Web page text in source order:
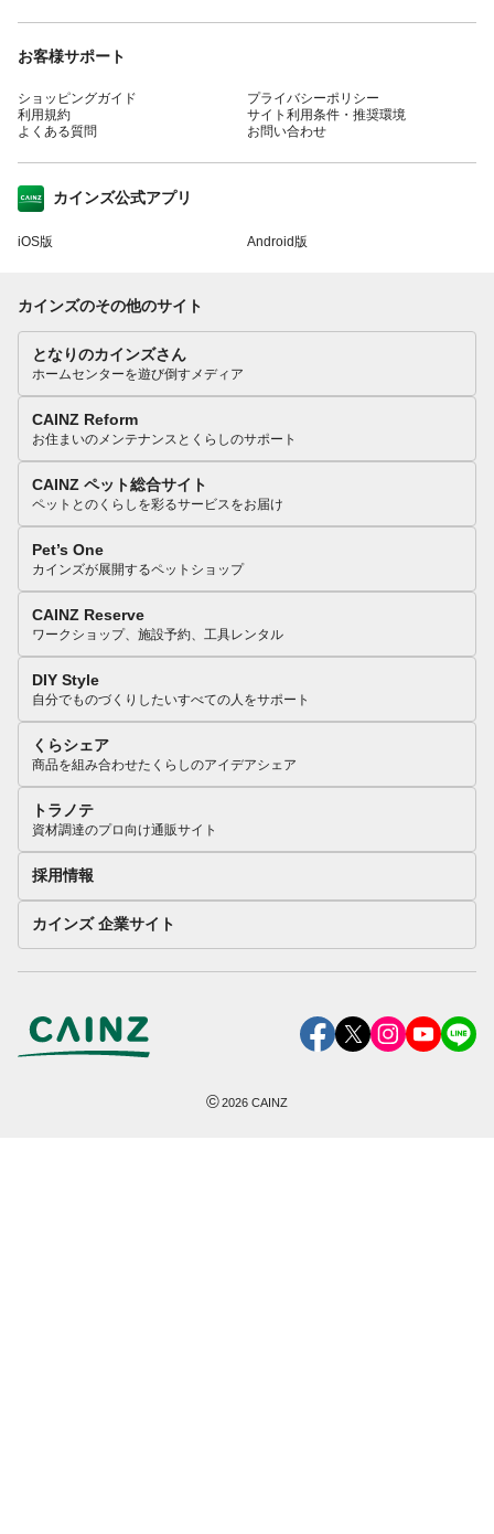
お客様サポート
ショッピングガイド
利用規約
よくある質問
プライバシーポリシー
サイト利用条件・推奨環境
お問い合わせ
カインズ公式アプリ
iOS版 Android版
カインズのその他のサイト
となりのカインズさん
ホームセンターを遊び倒すメディア
CAINZ Reform
お住まいのメンテナンスとくらしのサポート
CAINZ ペット総合サイト
ペットとのくらしを彩るサービスをお届け
Pet’s One
カインズが展開するペットショップ
CAINZ Reserve
ワークショップ、施設予約、工具レンタル
DIY Style
自分でものづくりしたいすべての人をサポート
くらシェア
商品を組み合わせたくらしのアイデアシェア
トラノテ
資材調達のプロ向け通販サイト
採用情報
カインズ 企業サイト
©2026 CAINZ